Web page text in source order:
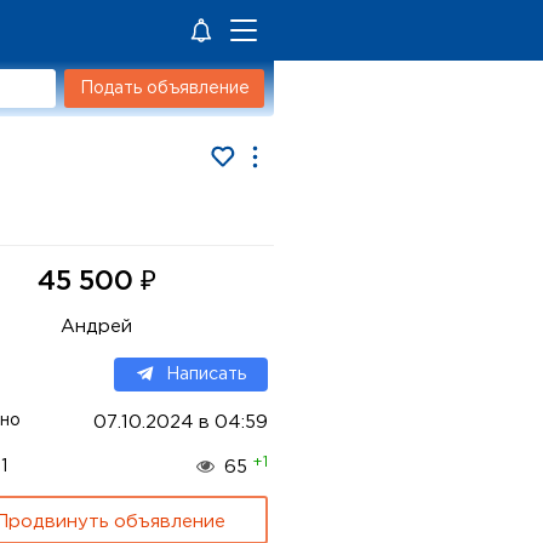
Подать объявление
45 500 ₽
Андрей
Написать
07.10.2024 в 04:59
65 +1
объявление